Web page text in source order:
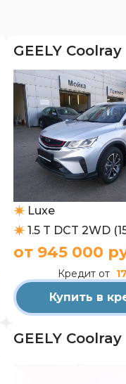
GEELY Coolray
Luxe
1.5 T DCT 2WD
от 945 000
Кредит от
Купить в
GEELY Coolray